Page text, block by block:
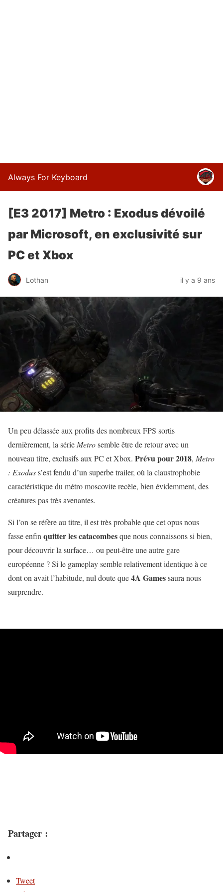
Always For Keyboard
[E3 2017] Metro : Exodus dévoilé
par Microsoft, en exclusivité sur
PC et Xbox
Lothan il y a 9 ans
Un peu délassée aux profits des nombreux FPS sortis
dernièrement, la série Metrosemble être de retour avec un
nouveau titre, exclusifs aux PC et Xbox. Prévu pour 2018, Metro
: Exoduss’est fendu d’un superbe trailer, où la claustrophobie
caractéristique du métro moscovite recèle, bien évidemment, des
créatures pas très avenantes.
Si l’on se réfère au titre, il est très probable que cet opus nous
fasse enfin quitter les catacombesque nous connaissons si bien,
pour découvrir la surface… ou peut-être une autre gare
européenne ? Si le gameplay semble relativement identique à ce
dont on avait l’habitude, nul doute que4A Gamessaura nous
surprendre.
Partager :
Tweet